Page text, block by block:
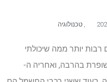
טכנולוגיה
יותר ממה שיכולתי
בהרבה, ואחריה ה-